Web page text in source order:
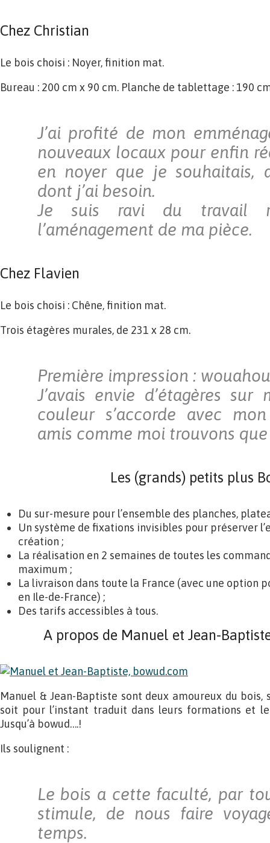
​Chez Christian
Le bois choisi : Noyer, finition mat.
Bureau : 200 cm x 90 cm. Planche de tablettage : 190
J’ai profité de mon
nouveaux locaux pour enfin
en noyer que je souhaitais,
dont j’ai besoin.
Je suis ravi du travail
l’aménagement de ma pièce.
Chez Flavien
Le bois choisi : Chêne, finition mat.
Trois étagères murales, de 231 x 28 cm.
Première impression :
J’avais envie d’étagères
couleur s’accorde avec
amis comme moi trouvons que
Les (grands) petits plus
Du sur-mesure pour l’ensemble des planches,
Un système de fixations invisibles pour préserver
création ;
La réalisation en 2 semaines de toutes les
maximum ;
La livraison dans toute la France (avec une option
en Ile-de-France) ;
Des tarifs accessibles à tous.
A propos de Manuel et Jean-
Manuel & Jean-Baptiste sont deux amoureux du bois,
soit pour l’instant traduit dans leurs formations et
Jusqu’à bowud….!
Ils soulignent :
Le bois a cette faculté, par
stimule, de nous faire
temps.